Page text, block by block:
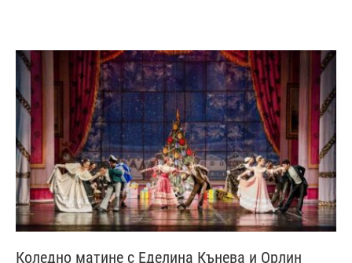
Коледно матине с Еделина Кънева и Орлин